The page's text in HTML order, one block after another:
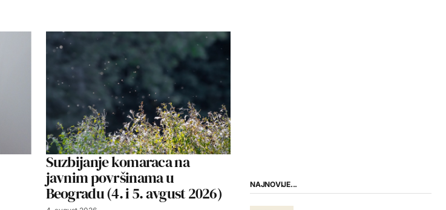
Suzbijanje komaraca na
javnim površinama u
Beogradu (4. i 5. avgust 2026) NAJNOVIJE...